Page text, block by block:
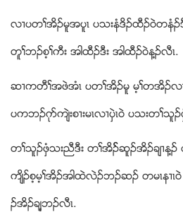
လ႕ပတႈအိဥမူအပူၚ ပသးနံဒိဥထီဥဝဲတနံဥ
တူႈဘဥစ့ႈကီး အါထီဥဒီး အါထီဥဝဲန႔ဥလီၚ.
ဆ႕ကတီႈအဖဲအံၚ ပတႈအိဥမူ မ့ႈတအိဥလ
ပကဘဥဂုဏက်ဲးစ႕းမၚလ႕ပွဲၚဝဲ ပသးတႈသူ
တႈသူဥဖွံသးညီဒီး တႈအိဥ္ဆူဥအိဥခ်႕န႔ဥ
က်ိဥစ့မ့ႈအိဥအါထဲလဲဥဘဥဆဥ တမၚန႕
ဥအိဥခ်႔ဘဥလီၚ.